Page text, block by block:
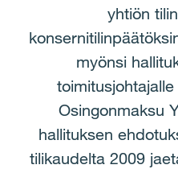
yhtiön
myönsi
Osingonmaksu
hallituksen
tilikaudelta 2009